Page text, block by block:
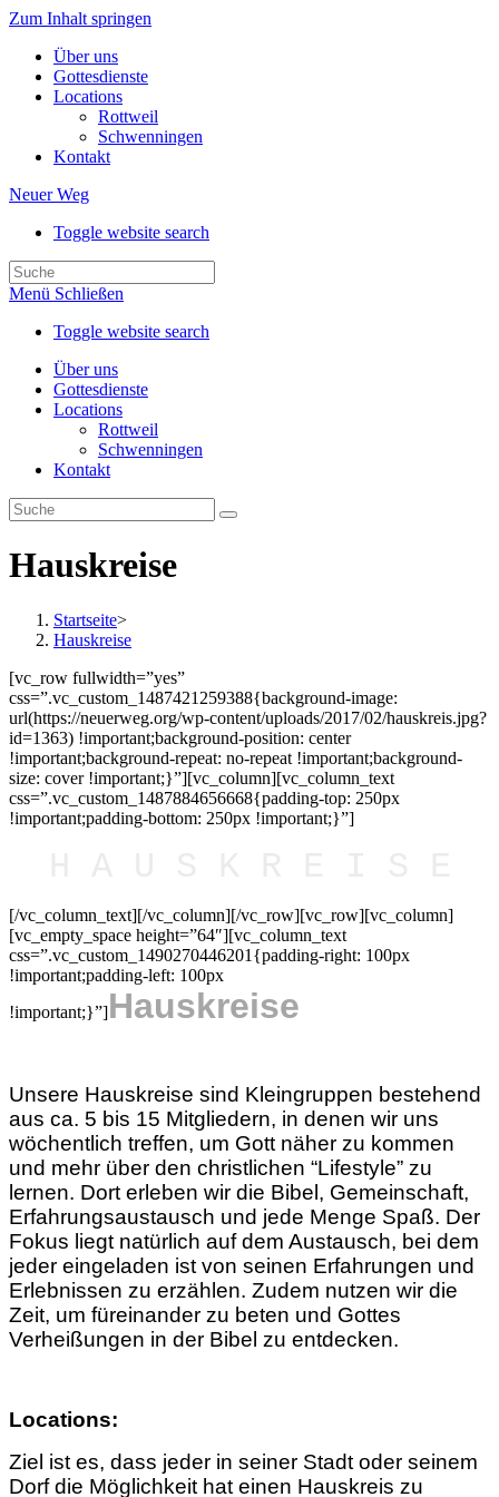
Zum Inhalt springen
Über uns
Gottesdienste
Locations
Rottweil
Schwenningen
Kontakt
Neuer Weg
Toggle website search
Menü Schließen
Toggle website search
Über uns
Gottesdienste
Locations
Rottweil
Schwenningen
Kontakt
Hauskreise
Startseite>
Hauskreise
[vc_row fullwidth=”yes”
css=”.vc_custom_1487421259388{background-image:
url(https://neuerweg.org/wp-content/uploads/2017/02/hauskreis.jpg?
id=1363) !important;background-position: center
!important;background-repeat: no-repeat !important;background-
size: cover !important;}”][vc_column][vc_column_text
css=”.vc_custom_1487884656668{padding-top: 250px
!important;padding-bottom: 250px !important;}”]
[/vc_column_text][/vc_column][/vc_row][vc_row][vc_column]
[vc_empty_space height=”64″][vc_column_text
css=”.vc_custom_1490270446201{padding-right: 100px
!important;padding-left: 100px
!important;}”]Hauskreise
Unsere Hauskreise sind Kleingruppen bestehend
aus ca. 5 bis 15 Mitgliedern, in denen wir uns
wöchentlich treffen, um Gott näher zu kommen
und mehr über den christlichen “Lifestyle” zu
lernen. Dort erleben wir die Bibel, Gemeinschaft,
Erfahrungsaustausch und jede Menge Spaß. Der
Fokus liegt natürlich auf dem Austausch, bei dem
jeder eingeladen ist von seinen Erfahrungen und
Erlebnissen zu erzählen. Zudem nutzen wir die
Zeit, um füreinander zu beten und Gottes
Verheißungen in der Bibel zu entdecken.
Locations:
Ziel ist es, dass jeder in seiner Stadt oder seinem
Dorf die Möglichkeit hat einen Hauskreis zu